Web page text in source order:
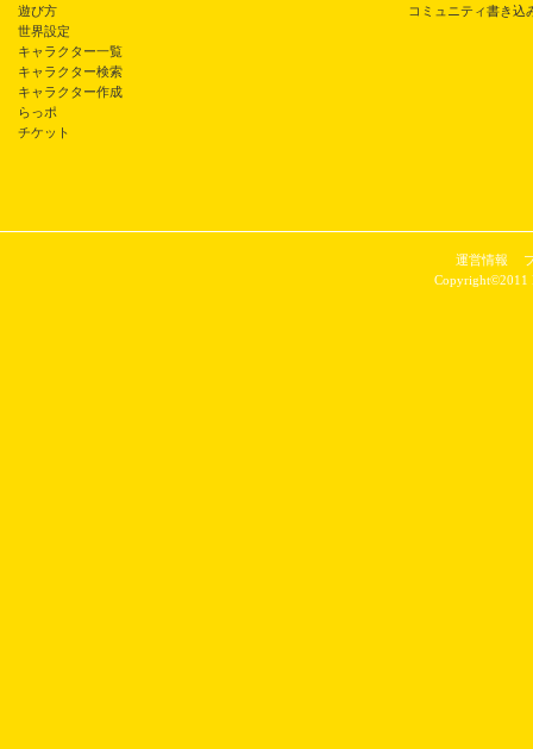
遊び方
世界設定
キャラクター一覧
キャラクター検索
キャラクター作成
らっポ
チケット
コミュニティ書き込
運営情報
Copyright©2011